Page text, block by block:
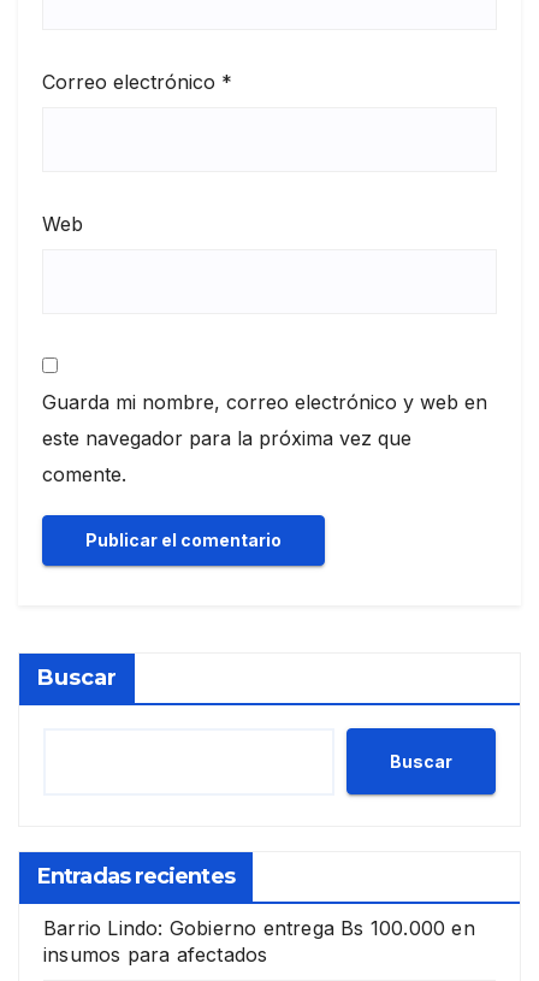
Correo electrónico *
Web
Guarda mi nombre, correo electrónico y web en
este navegador para la próxima vez que
comente.
Buscar
Buscar
Entradas recientes
Barrio Lindo: Gobierno entrega Bs 100.000 en
insumos para afectados